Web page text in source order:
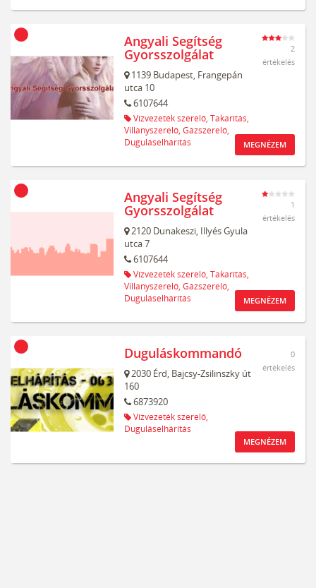
Angyali Segítség
Gyorsszolgálat
1139 Budapest, Frangepán
utca 10
6107644
Vízvezeték szerelő, Takarítás,
Villanyszerelő, Gázszerelő,
Duguláselhárítás
2
értékelés
MEGNÉZEM
Angyali Segítség
Gyorsszolgálat
2120 Dunakeszi, Illyés Gyula
utca 7
6107644
Vízvezeték szerelő, Takarítás,
Villanyszerelő, Gázszerelő,
Duguláselhárítás
1
értékelés
MEGNÉZEM
Duguláskommandó
2030 Érd, Bajcsy-Zsilinszky út
160
6873920
Vízvezeték szerelő,
Duguláselhárítás
0
értékelés
MEGNÉZEM